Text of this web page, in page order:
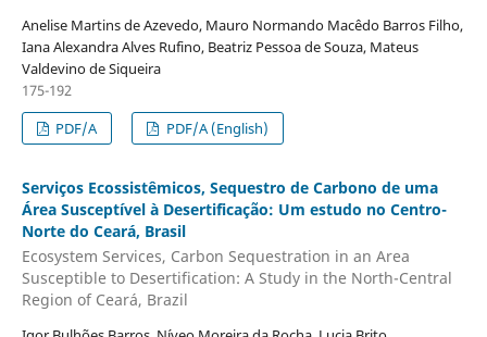
Anelise Martins de Azevedo, Mauro Normando Macêdo Barros Filho,
Iana Alexandra Alves Rufino, Beatriz Pessoa de Souza, Mateus
Valdevino de Siqueira
175-192
PDF/A
PDF/A (English)
Serviços Ecossistêmicos, Sequestro de Carbono de uma
Área Susceptível à Desertificação: Um estudo no Centro-
Norte do Ceará, Brasil
Ecosystem Services, Carbon Sequestration in an Area
Susceptible to Desertification: A Study in the North-Central
Region of Ceará, Brazil